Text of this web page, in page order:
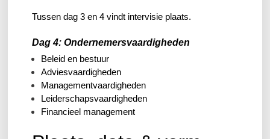
Tussen dag 3 en 4 vindt intervisie plaats.
Dag 4: Ondernemersvaardigheden
Beleid en bestuur
Adviesvaardigheden
Managementvaardigheden
Leiderschapsvaardigheden
Financieel management